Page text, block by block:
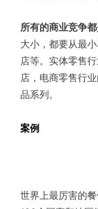
所有的商业竞争
大小，都要从最
店等。实体零售
店，电商零售行
品系列。
案例
世界上最厉害的